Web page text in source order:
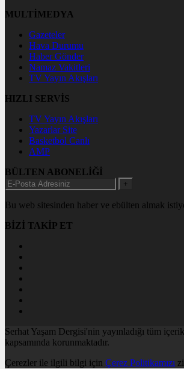
MULTİMEDYA
Gazeteler
Hava Durumu
Haber Gönder
Namaz Vakitleri
TV Yayın Akışları
HIZLI SERVİS
TV Yayın Akışları
Yazarlar Site
Basketbol Canlı
AMP
BÜLTEN ABONELİĞİ
+
Bu web sitesinden haber ve ebülten almak
BİZİ TAKİP ET
Serhat Yaşam Dergisi'nin yayınladığı tüm
kapsamında korunmaktadır.
Çerezler ile ilgili bilgi için Çerez Politikamızı